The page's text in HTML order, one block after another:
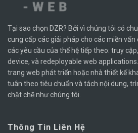
Tại sao chọn DZR? Bởi vì chúng tôi có
cung cấp các giải pháp cho các miền
các yêu cầu của thế hệ tiếp theo: truy
device, và redeployable web
trang web phát triển hoặc nhà thiết kế
tuân theo tiêu chuẩn và tách nội dung,
chặt chẽ như chúng tôi.
Thông Tin Liên Hệ